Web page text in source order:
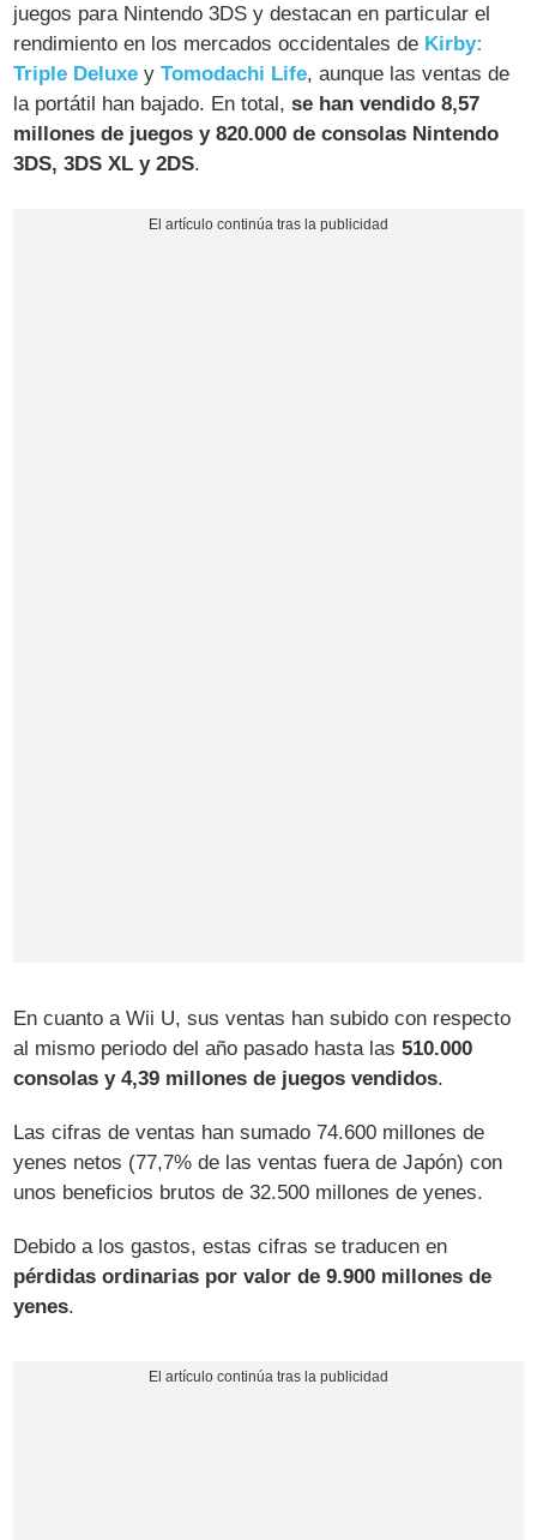
juegos para Nintendo 3DS y destacan en particular el
rendimiento en los mercados occidentales de Kirby:
Triple Deluxe yTomodachi Life, aunque las ventas de
la portátil han bajado. En total,se han vendido 8,57
millones de juegos y 820.000 de consolas Nintendo
3DS, 3DS XL y 2DS.
En cuanto a Wii U, sus ventas han subido con respecto
al mismo periodo del año pasado hasta las510.000
consolas y 4,39 millones de juegos vendidos.
Las cifras de ventas han sumado 74.600 millones de
yenes netos (77,7% de las ventas fuera de Japón) con
unos beneficios brutos de 32.500 millones de yenes.
Debido a los gastos, estas cifras se traducen en
pérdidas ordinarias por valor de 9.900 millones de
yenes.